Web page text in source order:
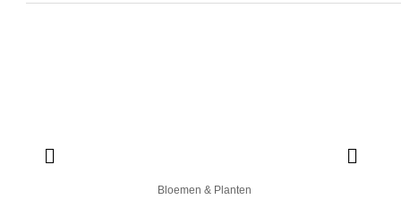
Bloemen & Planten